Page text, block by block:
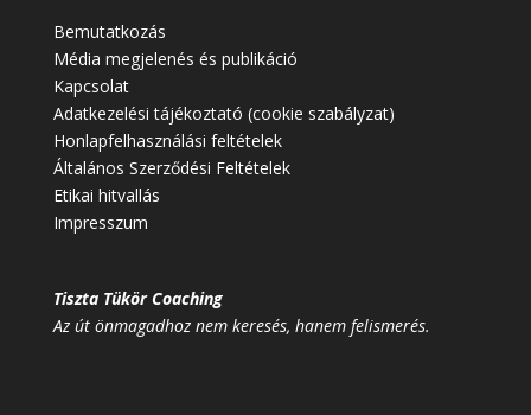
Bemutatkozás
Média megjelenés és publikáció
Kapcsolat
Adatkezelési tájékoztató (cookie szabályzat)
Honlapfelhasználási feltételek
Általános Szerződési Feltételek
Etikai hitvallás
Impresszum
Tiszta Tükör Coaching
Az út önmagadhoz nem keresés, hanem felismerés.